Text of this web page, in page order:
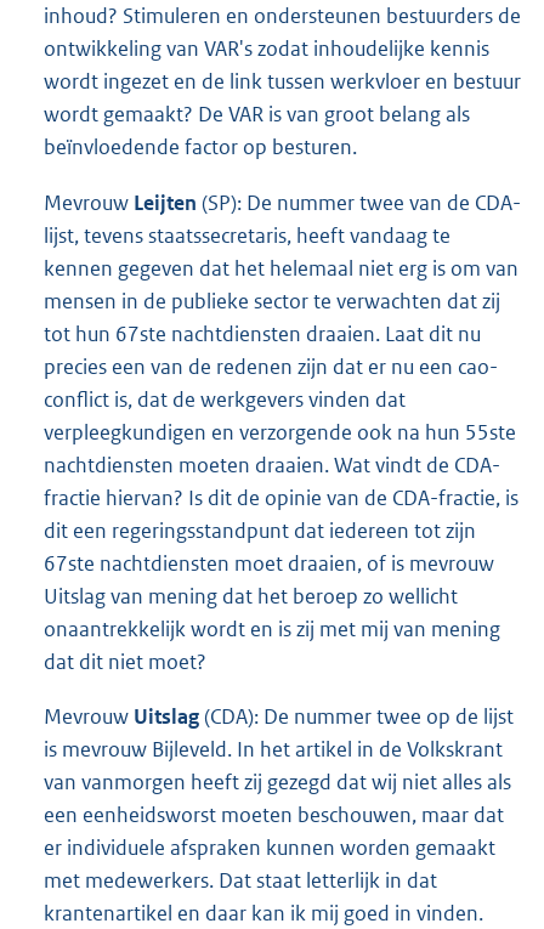
inhoud? Stimuleren en ondersteunen bestuurders de
ontwikkeling van VAR's zodat inhoudelijke kennis
wordt ingezet en de link tussen werkvloer en bestuur
wordt gemaakt? De VAR is van groot belang als
beïnvloedende factor op besturen.
Mevrouw Leijten (SP): De nummer twee van de CDA-
lijst, tevens staatssecretaris, heeft vandaag te
kennen gegeven dat het helemaal niet erg is om van
mensen in de publieke sector te verwachten dat zij
tot hun 67ste nachtdiensten draaien. Laat dit nu
precies een van de redenen zijn dat er nu een cao-
conflict is, dat de werkgevers vinden dat
verpleegkundigen en verzorgende ook na hun 55ste
nachtdiensten moeten draaien. Wat vindt de CDA-
fractie hiervan? Is dit de opinie van de CDA-fractie, is
dit een regeringsstandpunt dat iedereen tot zijn
67ste nachtdiensten moet draaien, of is mevrouw
Uitslag van mening dat het beroep zo wellicht
onaantrekkelijk wordt en is zij met mij van mening
dat dit niet moet?
Mevrouw Uitslag(CDA): De nummer twee op de lijst
is mevrouw Bijleveld. In het artikel in de Volkskrant
van vanmorgen heeft zij gezegd dat wij niet alles als
een eenheidsworst moeten beschouwen, maar dat
er individuele afspraken kunnen worden gemaakt
met medewerkers. Dat staat letterlijk in dat
krantenartikel en daar kan ik mij goed in vinden.